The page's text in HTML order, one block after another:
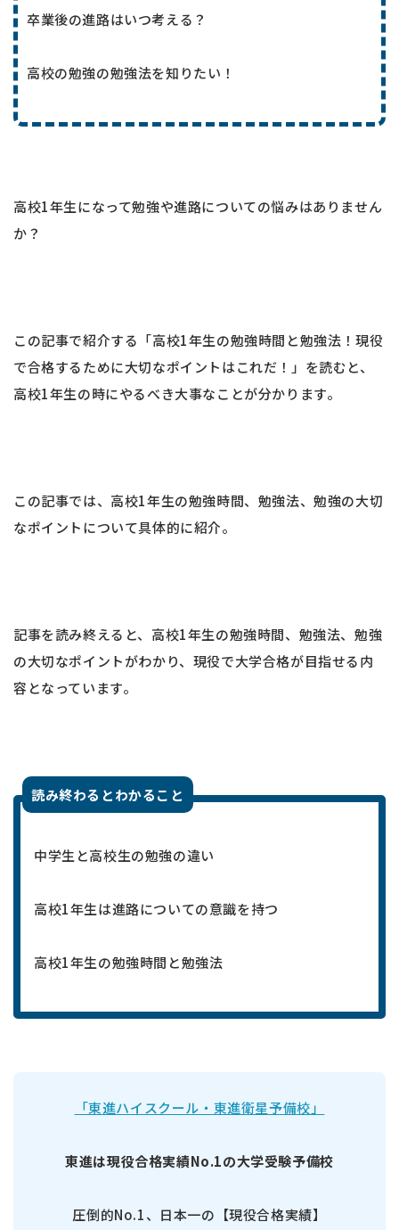
卒業後の進路はいつ考える？
高校の勉強の勉強法を知りたい！
高校1年生になって勉強や進路についての悩みはありません
か？
この記事で紹介する「高校1年生の勉強時間と勉強法！現役
で合格するために大切なポイントはこれだ！」を読むと、
高校1年生の時にやるべき大事なことが分かります。
この記事では、高校1年生の勉強時間、勉強法、勉強の大切
なポイントについて具体的に紹介。
記事を読み終えると、高校1年生の勉強時間、勉強法、勉強
の大切なポイントがわかり、現役で大学合格が目指せる内
容となっています。
読み終わるとわかること
中学生と高校生の勉強の違い
高校1年生は進路についての意識を持つ
高校1年生の勉強時間と勉強法
「東進ハイスクール・東進衛星予備校」
東進は現役合格実績No.1の大学受験予備校
圧倒的No.1、日本一の【現役合格実績】